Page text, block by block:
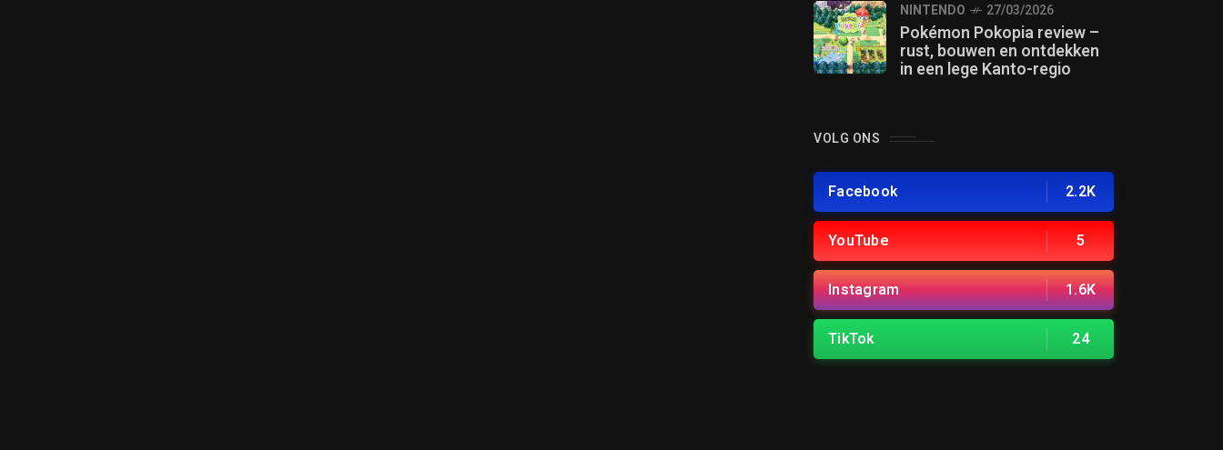
NINTENDO 27/03/2026
Pokémon Pokopia review –
rust, bouwen en ontdekken
in een lege Kanto-regio
VOLG ONS
Facebook 2.2K
YouTube 5
Instagram 1.6K
TikTok 24